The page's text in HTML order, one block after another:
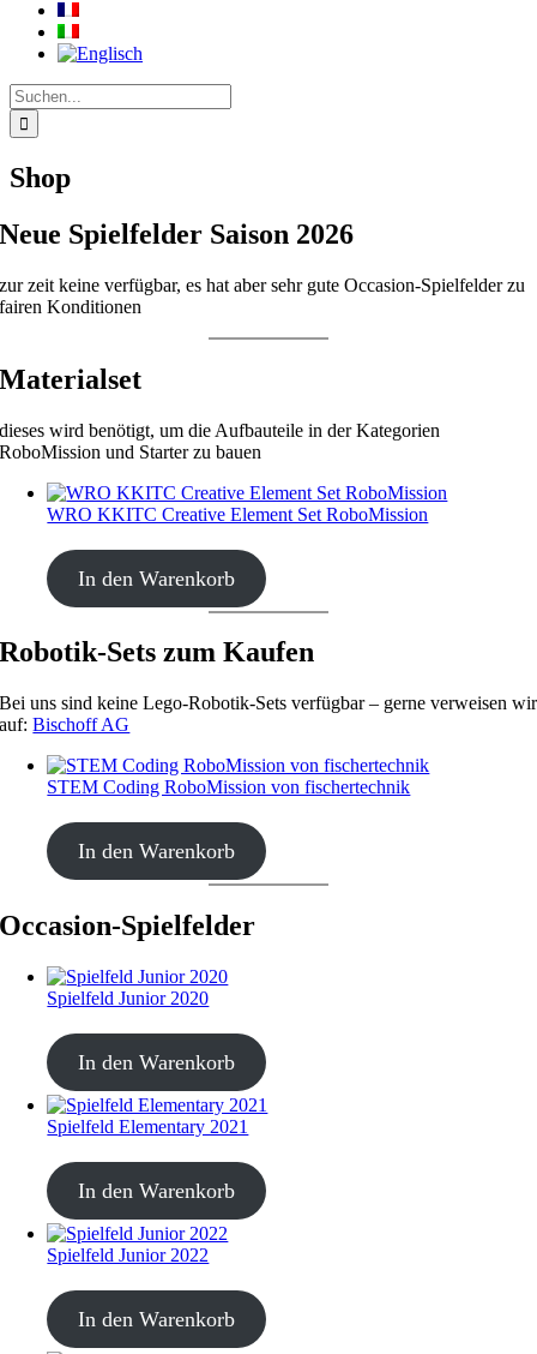
Suche
nach:
Shop
Neue Spielfelder Saison 2026
zur zeit keine verfügbar, es hat aber sehr gute Occasion-Spielfelder zu
fairen Konditionen
Materialset
dieses wird benötigt, um die Aufbauteile in der Kategorien
RoboMission und Starter zu bauen
WRO KKITC Creative Element Set RoboMission
CHF53.00
In den Warenkorb
Robotik-Sets zum Kaufen
Bei uns sind keine Lego-Robotik-Sets verfügbar – gerne verweisen wir
auf:Bischoff AG
STEM Coding RoboMission von fischertechnik
CHF499.00
In den Warenkorb
Occasion-Spielfelder
Spielfeld Junior 2020
CHF20.00
In den Warenkorb
Spielfeld Elementary 2021
CHF20.00
In den Warenkorb
Spielfeld Junior 2022
CHF20.00
In den Warenkorb